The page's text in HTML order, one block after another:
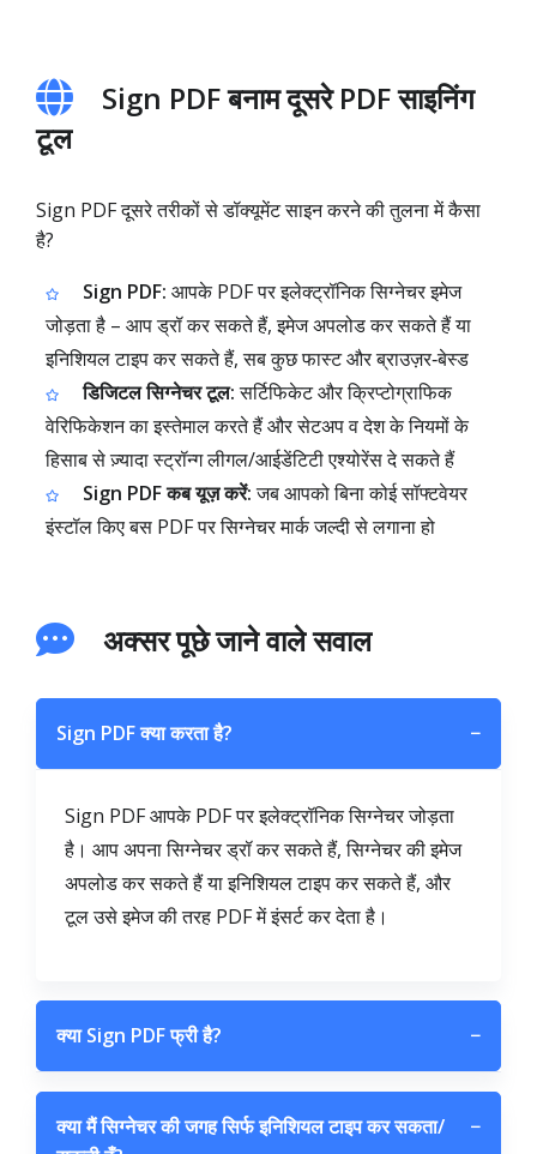
Sign PDF बनाम दूसरे PDF साइनिंग
टूल
Sign PDF दूसरे तरीकों से डॉक्यूमेंट साइन करने की तुलना में कैसा
है?
Sign PDF: आपके PDF पर इलेक्ट्रॉनिक सिग्नेचर इमेज
जोड़ता है – आप ड्रॉ कर सकते हैं, इमेज अपलोड कर सकते हैं या
इनिशियल टाइप कर सकते हैं, सब कुछ फास्ट और ब्राउज़र‑बेस्ड
डिजिटल सिग्नेचर टूल:सर्टिफिकेट और क्रिप्टोग्राफिक
वेरिफिकेशन का इस्तेमाल करते हैं और सेटअप व देश के नियमों के
हिसाब से ज़्यादा स्ट्रॉन्ग लीगल/आईडेंटिटी एश्योरेंस दे सकते हैं
Sign PDF कब यूज़ करें:जब आपको बिना कोई सॉफ्टवेयर
इंस्टॉल किए बस PDF पर सिग्नेचर मार्क जल्दी से लगाना हो
अक्सर पूछे जाने वाले सवाल
Sign PDF क्या करता है? −
Sign PDF आपके PDF पर इलेक्ट्रॉनिक सिग्नेचर जोड़ता
है। आप अपना सिग्नेचर ड्रॉ कर सकते हैं, सिग्नेचर की इमेज
अपलोड कर सकते हैं या इनिशियल टाइप कर सकते हैं, और
टूल उसे इमेज की तरह PDF में इंसर्ट कर देता है।
क्या Sign PDF फ्री है? −
क्या मैं सिग्नेचर की जगह सिर्फ इनिशियल टाइप कर सकता/
−